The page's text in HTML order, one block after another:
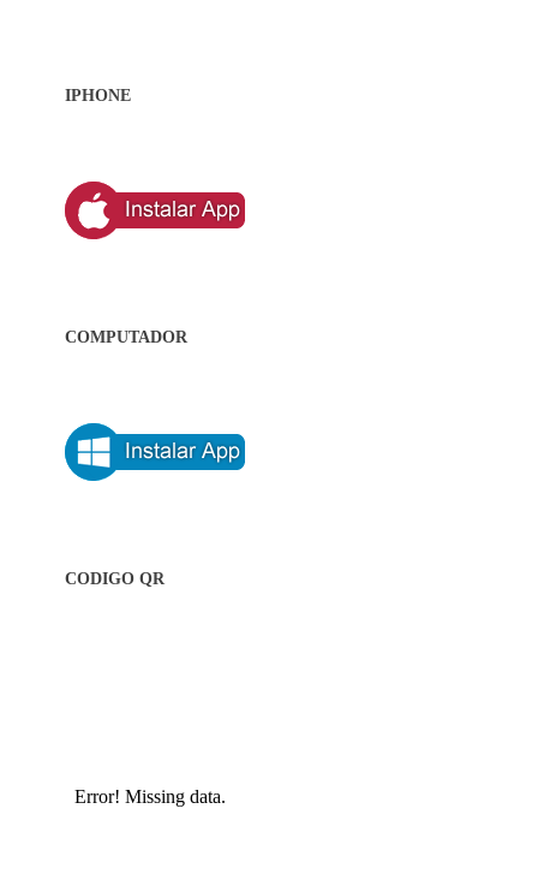
IPHONE
COMPUTADOR
CODIGO QR